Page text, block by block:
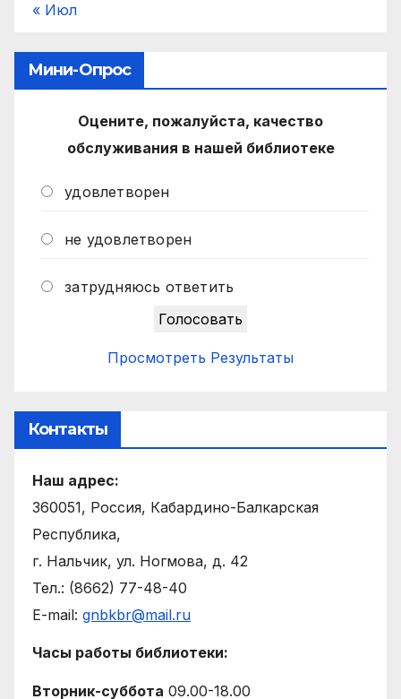
« Июл
Мини-Опрос
Оцените, пожалуйста, качество
обслуживания в нашей библиотеке
удовлетворен
не удовлетворен
затрудняюсь ответить
Просмотреть Результаты
Контакты
Наш адрес:
360051, Россия, Кабардино-Балкарская
Республика,
г. Нальчик, ул. Ногмова, д. 42
Тел.: (8662) 77-48-40
E-mail: gnbkbr@mail.ru
Часы работы библиотеки:
Вторник-суббота 09.00-18.00